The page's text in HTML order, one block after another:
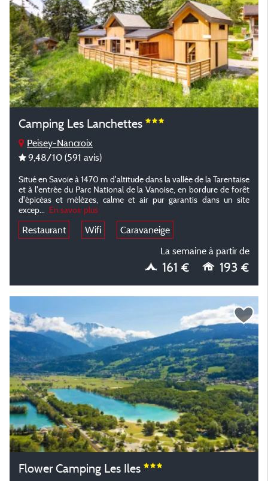
Camping Les Lanchettes
Peisey-Nancroix
9,48/10 (591 avis)
Situé en Savoie à 1470 m d'altitude dans la vallée de la Tarentaise
et à l'entrée du Parc National de la Vanoise, en bordure de forêt
d'épicéas et mélèzes, calme et air pur garantis dans un site
excep...
En savoir plus
Restaurant Wifi
Caravaneige
La semaine à partir de
161 € 193 €
Flower Camping Les Iles